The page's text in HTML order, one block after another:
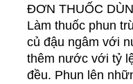
ĐƠN THUỐC
Làm thuốc phun
củ đậu ngâm với
thêm nước với tỷ
đều. Phun lên